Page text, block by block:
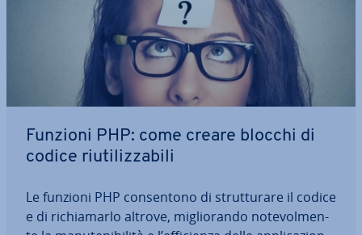
Funzioni PHP: come creare blocchi di
codice riu­ti­liz­za­bi­li
Le funzioni PHP con­sen­to­no di strut­tu­ra­re il codice
e di ri­chia­mar­lo altrove, mi­glio­ran­do no­te­vol­men­